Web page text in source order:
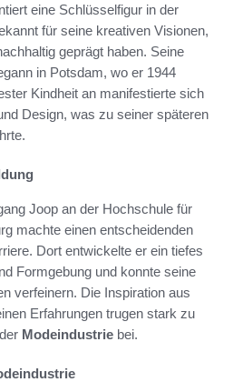
eine Schlüsselfigur in der
für seine kreativen Visionen,
geprägt haben. Seine
in Potsdam, wo er 1944
Kindheit an manifestierte sich
Design, was zu seiner späteren
Joop an der Hochschule für
machte einen entscheidenden
Dort entwickelte er ein tiefes
Formgebung und konnte seine
verfeinern. Die Inspiration aus
Erfahrungen trugen stark zu
Modeindustrie bei.